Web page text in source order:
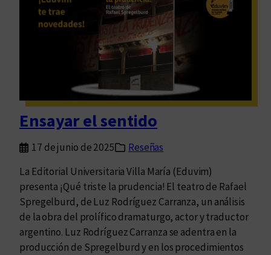
Ensayar el sentido
17 de junio de 2025
Reseñas
La Editorial Universitaria Villa María (Eduvim)
presenta ¡Qué triste la prudencia! El teatro de Rafael
Spregelburd, de Luz Rodríguez Carranza, un análisis
de la obra del prolífico dramaturgo, actor y traductor
argentino. Luz Rodríguez Carranza se adentra en la
producción de Spregelburd y en los procedimientos